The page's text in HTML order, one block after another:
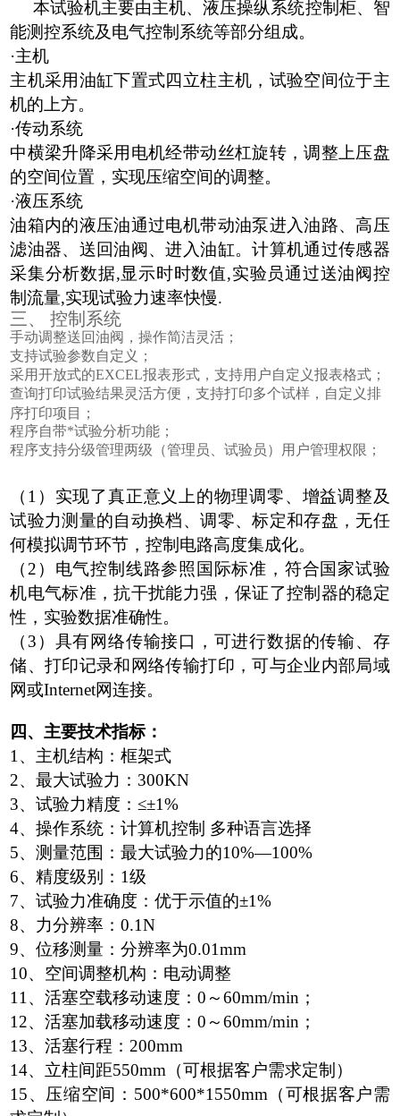
本试验机主要由主机、液压操纵系统控制柜、智
能测控系统及电气控制系统等部分组成。
·主机
主机采用油缸下置式四立柱主机，试验空间位于主
机的上方。
·传动系统
中横梁升降采用电机经带动丝杠旋转，调整上压盘
的空间位置，实现压缩空间的调整。
·液压系统
油箱内的液压油通过电机带动油泵进入油路、高压
滤油器、送回油阀、进入油缸。计算机通过传感器
采集分析数据,显示时时数值,实验员通过送油阀控
制流量,实现试验力速率快慢.
三、 控制系统
手动调整送回油阀，操作简洁灵活；
支持试验参数自定义；
采用开放式的EXCEL报表形式，支持用户自定义报表格式；
查询打印试验结果灵活方便，支持打印多个试样，自定义排
序打印项目；
程序自带*试验分析功能；
程序支持分级管理两级（管理员、试验员）用户管理权限；
（1）实现了真正意义上的物理调零、增益调整及
试验力测量的自动换档、调零、标定和存盘，无任
何模拟调节环节，控制电路高度集成化。
（2）电气控制线路参照国际标准，符合国家试验
机电气标准，抗干扰能力强，保证了控制器的稳定
性，实验数据准确性。
（3）具有网络传输接口，可进行数据的传输、存
储、打印记录和网络传输打印，可与企业内部局域
网或Internet网连接。
四、主要技术指标：
1、主机结构：框架式
2、最大试验力：300KN
3、试验力精度：≤±1%
4、操作系统：计算机控制 多种语言选择
5、测量范围：最大试验力的10%—100%
6、精度级别：1级
7、试验力准确度：优于示值的±1%
8、力分辨率：0.1N
9、位移测量：分辨率为0.01mm
10、空间调整机构：电动调整
11、活塞空载移动速度：0～60mm/min；
12、活塞加载移动速度：0～60mm/min；
13、活塞行程：200mm
14、立柱间距550mm（可根据客户需求定制）
15、压缩空间：500*600*1550mm（可根据客户需